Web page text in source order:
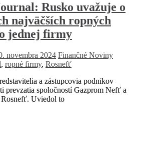
Rusko uvažuje o
najväčších ropných
jednej firmy
novembra 2024 Finančné Noviny
, ropné firmy, Rosnefť
a zástupcovia podnikov
prevzatia spoločností Gazprom Nefť a
Uviedol to